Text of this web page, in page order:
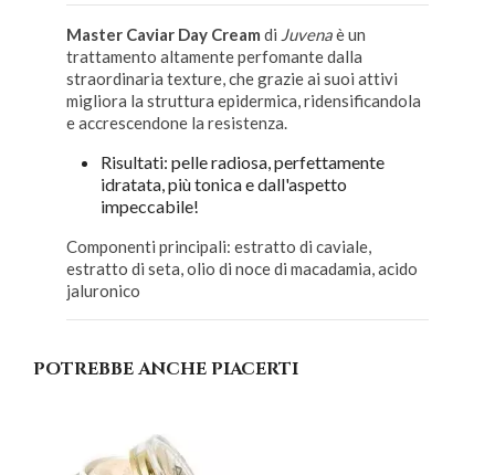
Master Caviar Day Cream di Juvenaè un
trattamento altamente perfomante dalla
straordinaria texture, che grazie ai suoi attivi
migliora la struttura epidermica, ridensificandola
e accrescendone la resistenza.
Risultati: pelle radiosa, perfettamente
idratata, più tonica e dall'aspetto
impeccabile!
Componenti principali: estratto di caviale,
estratto di seta, olio di noce di macadamia, acido
jaluronico
POTREBBE ANCHE PIACERTI